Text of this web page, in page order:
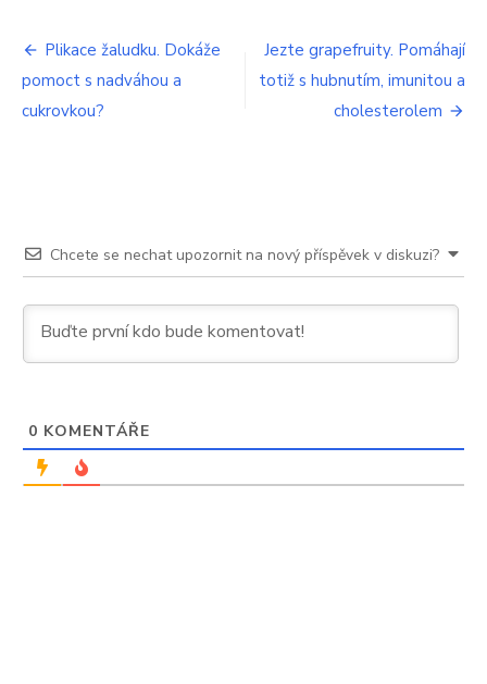
se
vyhnout?
Navigace
pro
příspěvek
Plikace žaludku. Dokáže
pomoct s nadváhou a
cukrovkou?
Jezte grapefruity. Pomáhají
totiž s hubnutím, imunitou a
cholesterolem
Chcete se nechat upozornit na nový příspěvek v diskuzi?
0 KOMENTÁŘE